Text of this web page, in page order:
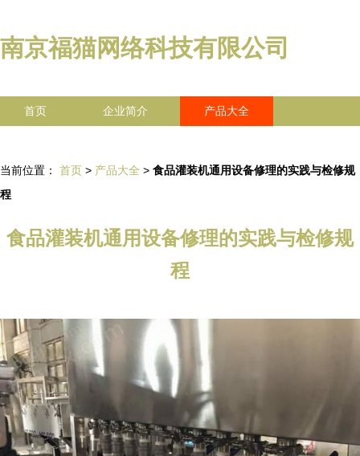
南京福猫网络科技有限公司
首页 企业简介 产品大全
当前位置： 首页 > 产品大全 > 食品灌装机通用设备修理的实践与检修规
程
食品灌装机通用设备修理的实践与检修规
程